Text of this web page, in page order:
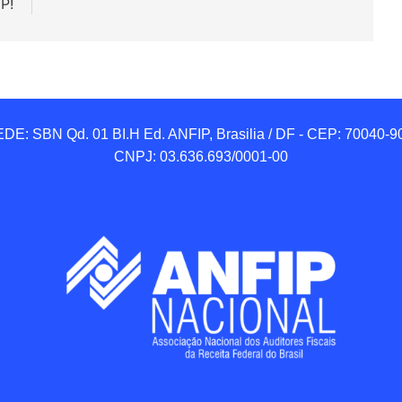
SBN Qd. 01 BI.H Ed. ANFIP, Brasilia / DF - CEP: 70040-
CNPJ: 03.636.693/0001-00